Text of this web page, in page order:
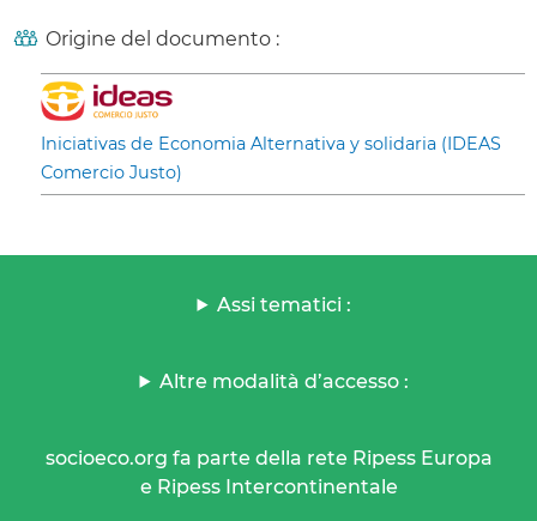
Origine del documento :
Iniciativas de Economia Alternativa y solidaria (IDEAS
Comercio Justo)
Assi tematici :
Altre modalità d’accesso :
socioeco.org fa parte della rete Ripess Europa
e Ripess Intercontinentale